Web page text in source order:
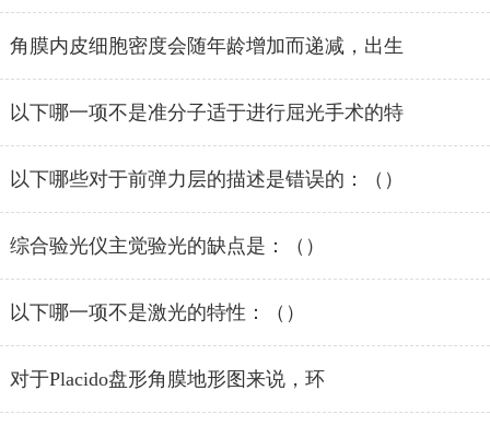
角膜内皮细胞密度会随年龄增加而递减，出生
以下哪一项不是准分子适于进行屈光手术的特
以下哪些对于前弹力层的描述是错误的：（）
综合验光仪主觉验光的缺点是：（）
以下哪一项不是激光的特性：（）
对于Placido盘形角膜地形图来说，环